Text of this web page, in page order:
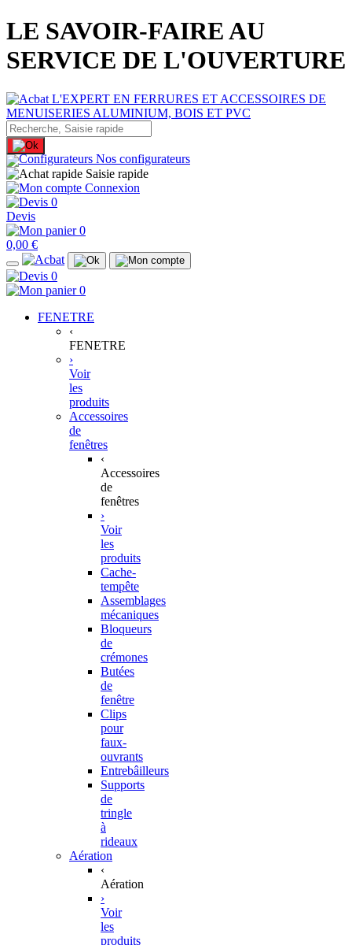
LE SAVOIR-FAIRE AU
SERVICE DE L'OUVERTURE
Nos configurateurs
Saisie rapide
Connexion
0
Devis
0
0,00 €
0
0
FENETRE
‹
FENETRE
›
Voir
les
produits
Accessoires
de
fenêtres
‹
Accessoires
de
fenêtres
›
Voir
les
produits
Cache-
tempête
Assemblages
mécaniques
Bloqueurs
de
crémones
Butées
de
fenêtre
Clips
pour
faux-
ouvrants
Entrebâilleurs
Supports
de
tringle
à
rideaux
Aération
‹
Aération
›
Voir
les
produits